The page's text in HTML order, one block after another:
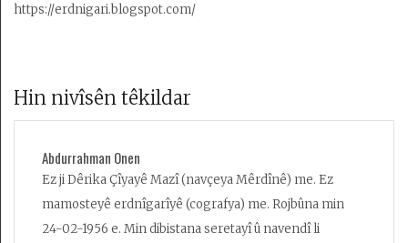
https://erdnigari.blogspot.com/
Hin nivîsên têkildar
Abdurrahman Onen
Ez ji Dêrika Çîyayê Mazî (navçeya Mêrdînê) me. Ez
mamosteyê erdnîgarîyê (cografya) me. Rojbûna min
24-02-1956 e. Min dibistana seretayî û navendî li